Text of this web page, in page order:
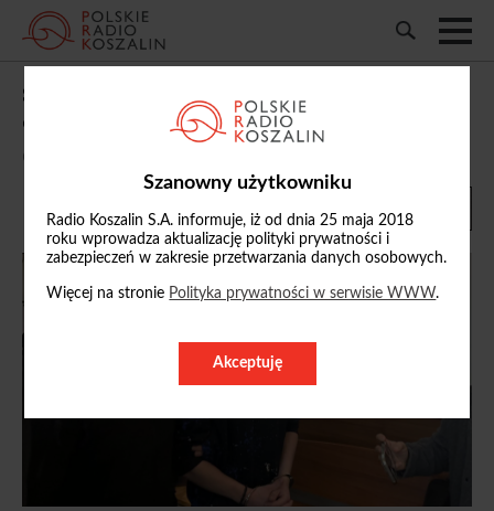
Szanowny użytkowniku
Radio Koszalin S.A. informuje, iż od dnia 25 maja 2018
roku wprowadza aktualizację polityki prywatności i
zabezpieczeń w zakresie przetwarzania danych osobowych.
Więcej na stronie Polityka prywatności w serwisie WWW.
Akceptuję
Sąd Okręgowy w Słupsku przedłużył
obserwację psychiatryczną Alana G.
02/06/2026, 17:32